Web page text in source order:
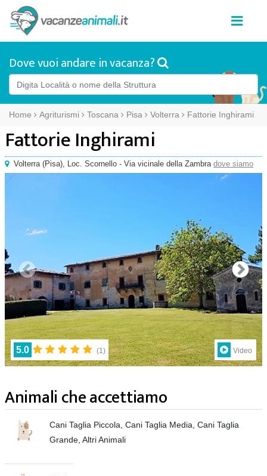
Dove vuoi andare in vacanza?
Home Agriturismi Toscana Pisa Volterra Fattorie Inghirami
Fattorie Inghirami
Volterra(Pisa), Loc. Scornello - Via vicinale della Zambra dove siamo
5.0 (1) Video
Animali che accettiamo
Cani Taglia Piccola, Cani Taglia Media, Cani Taglia
Grande, Altri Animali